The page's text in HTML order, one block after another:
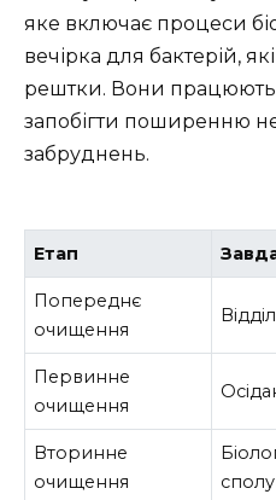
яке включає процеси
вечірка для бактерій,
рештки. Вони працюють
запобігти поширенню
забруднень.
Етап
Попереднє
очищення
Первинне
очищення
Вторинне
очищення